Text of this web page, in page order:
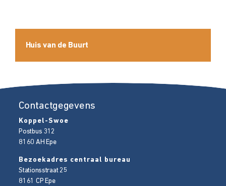
Huis van de Buurt
Contactgegevens
Koppel-Swoe
Postbus 312
8160 AH Epe
Bezoekadres centraal bureau
Stationsstraat 25
8161 CP Epe